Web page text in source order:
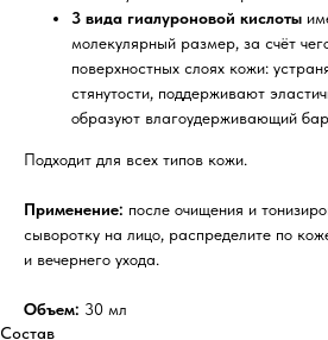
3 вида гиалуроновой кислоты
молекулярный размер, за счёт
поверхностных слоях кожи:
стянутости, поддерживают
образуют влагоудерживающий
Подходит для всех типов кожи.
Применение: после очищения и
сыворотку на лицо, распределите по
и вечернего ухода.
Объем: 30 мл
Состав